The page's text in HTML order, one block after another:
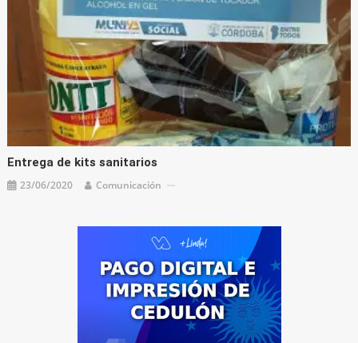
Entrega de kits sanitarios
23/06/2020 Comunicación